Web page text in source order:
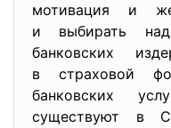
мотивация и
и выбирать
банковских
в страховой
банковских
существуют в